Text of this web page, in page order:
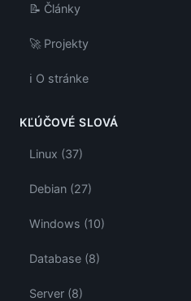
📝 Články
🚀 Projekty
ℹ️ O stránke
KĽÚČOVÉ SLOVÁ
Linux (37)
Debian (27)
Windows (10)
Database (8)
Server (8)